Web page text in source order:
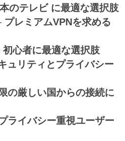
のテレビ に最適な選択肢
プレミアムVPNを求める
初心者に最適な選択肢
ュリティとプライバシー
の厳しい国からの接続に
ライバシー重視ユーザー